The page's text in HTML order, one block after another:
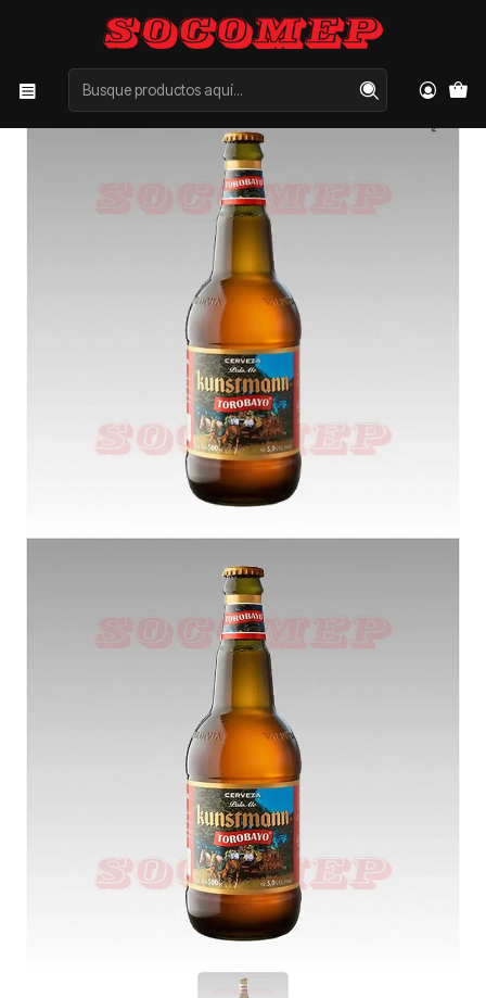
Inicio Categorías
CERVEZAS
Cerveza Kunstmann Torobayo 500CC